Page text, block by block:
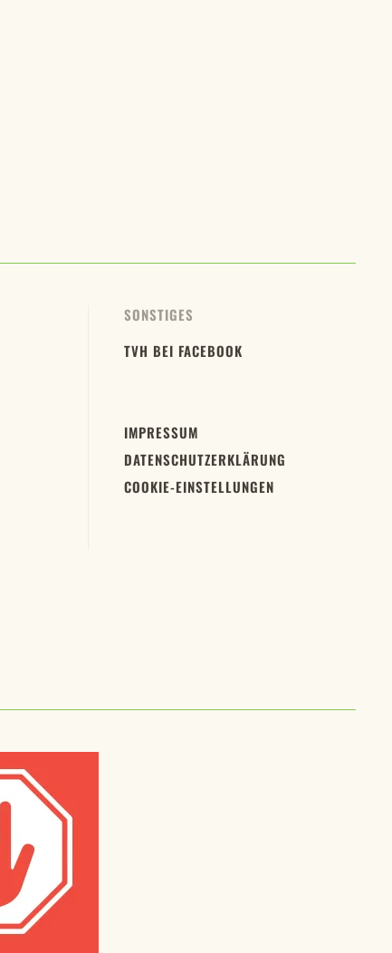
SONSTIGES
TVH BEI FACEBOOK
IMPRESSUM
DATENSCHUTZERKLÄRUNG
COOKIE-EINSTELLUNGEN